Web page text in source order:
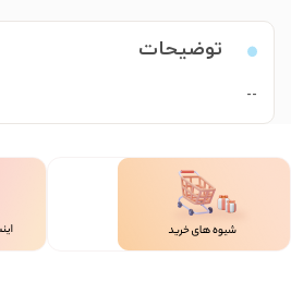
توضیحات
--